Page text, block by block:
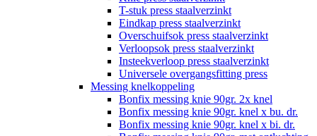
T-stuk press staalverzinkt
Eindkap press staalverzinkt
Overschuifsok press staalverzinkt
Verloopsok press staalverzinkt
Insteekverloop press staalverzinkt
Universele overgangsfitting press
Messing knelkoppeling
Bonfix messing knie 90gr. 2x knel
Bonfix messing knie 90gr. knel x bu. dr.
Bonfix messing knie 90gr. knel x bi. dr.